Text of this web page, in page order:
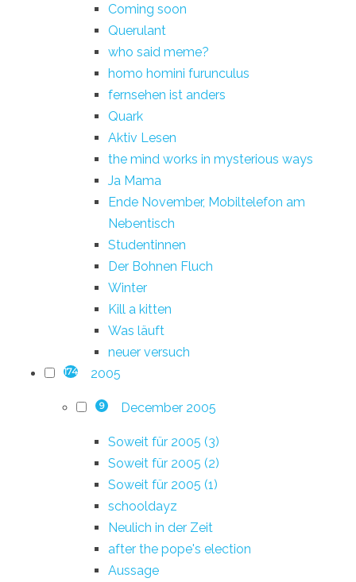
Coming soon
Querulant
who said meme?
homo homini furunculus
fernsehen ist anders
Quark
Aktiv Lesen
the mind works in mysterious ways
Ja Mama
Ende November, Mobiltelefon am
Nebentisch
Studentinnen
Der Bohnen Fluch
Winter
Kill a kitten
Was läuft
neuer versuch
174 2005
9 December 2005
Soweit für 2005 (3)
Soweit für 2005 (2)
Soweit für 2005 (1)
schooldayz
Neulich in der Zeit
after the pope's election
Aussage